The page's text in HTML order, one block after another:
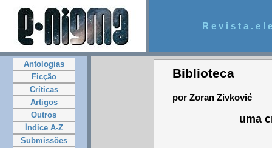
R e v i s t a . e l
Antologias
Ficção
Críticas
Artigos
Outros
Índice A-Z
Submissões
Biblioteca
por Zoran Zivković
uma